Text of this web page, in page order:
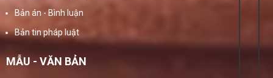
Bản án - Bình luận
Bản tin pháp luật
MẪU - VĂN BẢN